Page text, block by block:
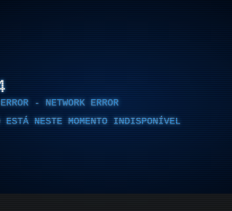
- NETWORK ERROR
ESTÁ NESTE MOMENTO INDISPONÍVEL